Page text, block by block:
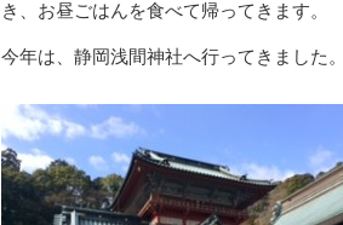
き、お昼ごはんを食べて帰ってきます。
今年は、静岡浅間神社へ行ってきました。